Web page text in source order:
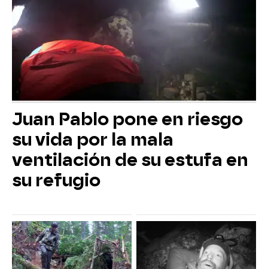
Juan Pablo pone en riesgo
su vida por la mala
ventilación de su estufa en
su refugio